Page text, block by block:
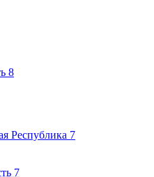
8
Республика 7
7